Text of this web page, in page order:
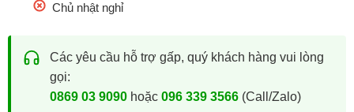
Chủ nhật nghỉ
Các yêu cầu hỗ trợ gấp, quý khách hàng vui lòng
gọi:
0869 03 9090hoặc 096 339 3566(Call/Zalo)